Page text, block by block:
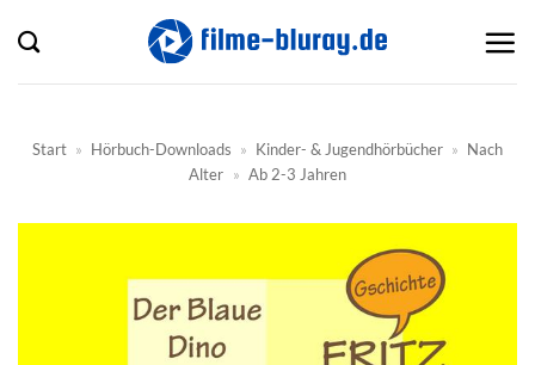
Inhalt
springen
Start » Hörbuch-Downloads » Kinder- & Jugendhörbücher » Nach
Alter » Ab 2-3 Jahren